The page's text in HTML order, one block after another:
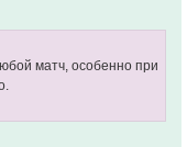
матч, особенно при